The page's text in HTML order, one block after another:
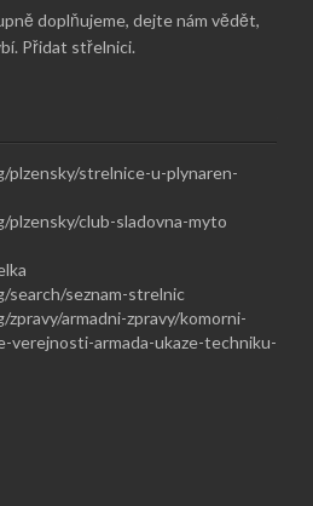
doplňujeme, dejte nám vědět,
Přidat střelnici.
strelnice-u-plynaren-
club-sladovna-myto
seznam-strelnic
armadni-zpravy/komorni-
verejnosti-armada-ukaze-techniku-